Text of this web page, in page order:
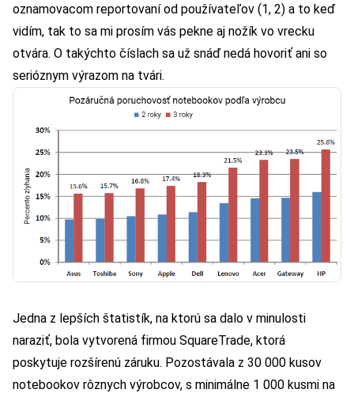
oznamovacom reportovaní od používateľov (1, 2) a to keď
vidím, tak to sa mi prosím vás pekne aj nožík vo vrecku
otvára. O takýchto číslach sa už snáď nedá hovoriť ani so
serióznym výrazom na tvári.
Jedna z lepších štatistík, na ktorú sa dalo v minulosti
naraziť, bola vytvorená firmou SquareTrade, ktorá
poskytuje rozšírenú záruku. Pozostávala z 30 000 kusov
notebookov rôznych výrobcov, s minimálne 1 000 kusmi na